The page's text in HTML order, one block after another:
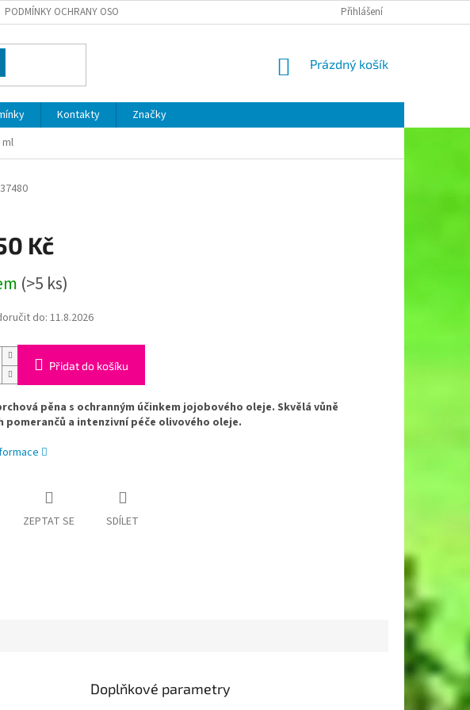
PODMÍNKY OCHRANY OSOBNÍCH ÚDAJŮ Přihlášení
NÁKUPNÍ
Prázdný košík
Kontakty
Značky
37480
Kč
(>5 ks)
do: 11.8.2026
Přidat do košíku
pěna s ochranným účinkem jojobového oleje. Skvělá vůně
pomerančů a intenzivní péče olivového oleje.
ZEPTAT SE SDÍLET
Doplňkové parametry